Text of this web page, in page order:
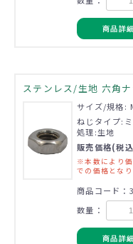
商品詳
ステンレス/生地 六角
サイズ/規格:
ねじタイプ:
処理:生地
販売価格(税
※本数により
での価格となり
商品コード：
数量：
商品詳